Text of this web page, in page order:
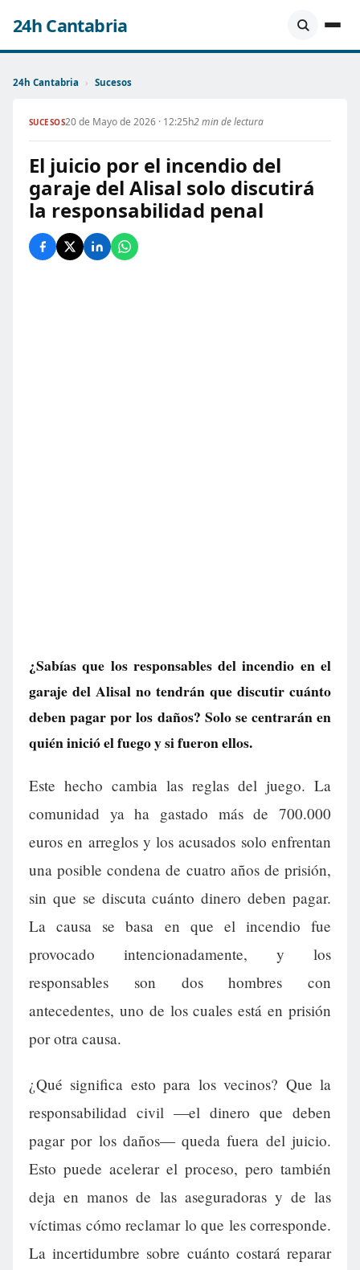
24h Cantabria
24h Cantabria › Sucesos
SUCESOS20 de Mayo de 2026 · 12:25h2 min de lectura
El juicio por el incendio del
garaje del Alisal solo discutirá
la responsabilidad penal
¿Sabías que los responsables del incendio en el
garaje del Alisal no tendrán que discutir cuánto
deben pagar por los daños? Solo se centrarán en
quién inició el fuego y si fueron ellos.
Este hecho cambia las reglas del juego. La
comunidad ya ha gastado más de 700.000
euros en arreglos y los acusados solo enfrentan
una posible condena de cuatro años de prisión,
sin que se discuta cuánto dinero deben pagar.
La causa se basa en que el incendio fue
provocado intencionadamente, y los
responsables son dos hombres con
antecedentes, uno de los cuales está en prisión
por otra causa.
¿Qué significa esto para los vecinos? Que la
responsabilidad civil —el dinero que deben
pagar por los daños— queda fuera del juicio.
Esto puede acelerar el proceso, pero también
deja en manos de las aseguradoras y de las
víctimas cómo reclamar lo que les corresponde.
La incertidumbre sobre cuánto costará reparar